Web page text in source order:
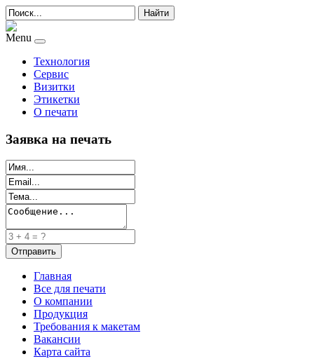
Найти
Menu
Технология
Сервис
Визитки
Этикетки
О печати
Заявка на печать
Главная
Все для печати
О компании
Продукция
Требования к макетам
Вакансии
Карта сайта